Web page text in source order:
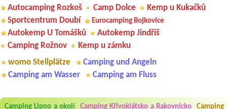
Autocamping Rozkoš
Camp Dolce
Kemp u Kukačků
Sportcentrum Doubí
Eurocamping Bojkovice
Autokemp U Tomášků
Autokemp Jindřiš
Camping Rožnov
Kemp u zámku
womo Stellplätze
Camping und Angeln
Camping am Wasser
Camping am Fluss
Camping Lipno a okolí Camping Křivoklátsko a Rakovnicko Camping
Aneta Melicharová